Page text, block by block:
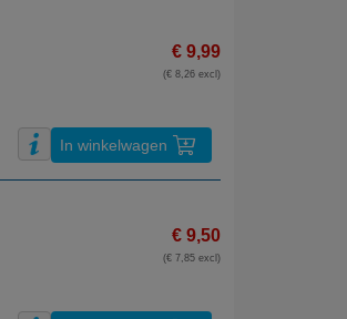
€ 9,99
(€ 8,26 excl)
In winkelwagen
€ 9,50
(€ 7,85 excl)